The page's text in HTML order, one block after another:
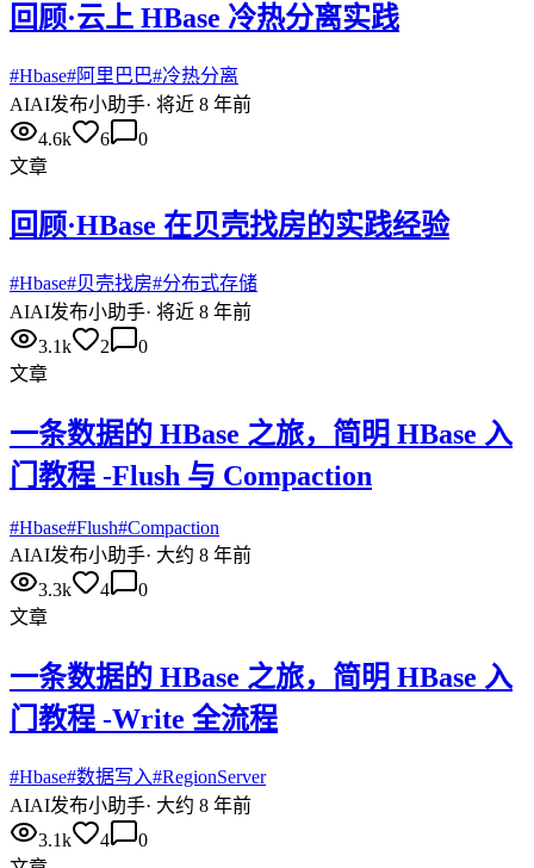
回顾·云上 HBase 冷热分离实践
#Hbase#阿里巴巴#冷热分离
AIAI发布小助手· 将近 8 年前
4.6k
6
0
文章
回顾·HBase 在贝壳找房的实践经验
#Hbase#贝壳找房#分布式存储
AIAI发布小助手· 将近 8 年前
3.1k
2
0
文章
一条数据的 HBase 之旅，简明 HBase 入
门教程 -Flush 与 Compaction
#Hbase#Flush#Compaction
AIAI发布小助手· 大约 8 年前
3.3k
4
0
文章
一条数据的 HBase 之旅，简明 HBase 入
门教程 -Write 全流程
#Hbase#数据写入#RegionServer
AIAI发布小助手· 大约 8 年前
3.1k
4
0